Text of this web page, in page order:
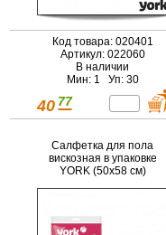
Код товара: 020401
Артикул: 022060
В наличии
Мин: 1 Уп: 30
40 77
Салфетка для пола
вискозная в упаковке
YORK (50х58 см)